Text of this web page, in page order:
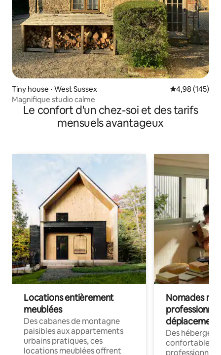
Tiny house ⋅ West Sussex Évaluation
4,98 (145)
Magnifique studio calme
Le confort d'un chez-soi et des tarifs
mensuels avantageux
Locations entièrement
meublées
Des cabanes de montagne
paisibles aux appartements
urbains pratiques, ces
locations meublées offrent
Nomades
déplacement
Des
confortables
professionnels